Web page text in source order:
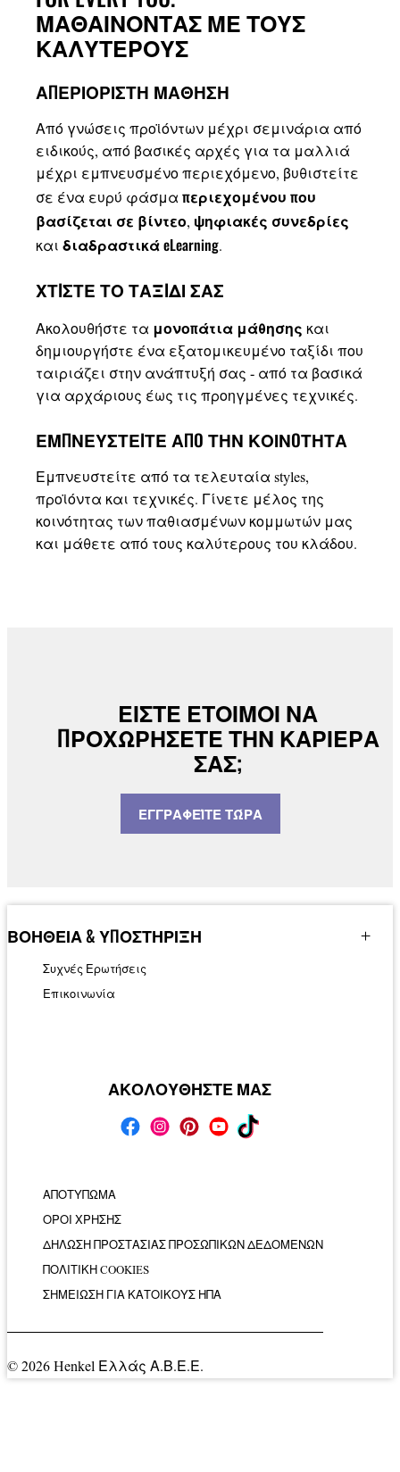
ΜΑΘΑΙΝΟΝΤΑΣ ΜΕ ΤΟΥΣ
ΚΑΛΥΤΕΡΟΥΣ
ΑΠΕΡΙΟΡΙΣΤΗ ΜΑΘΗΣΗ
Από γνώσεις προϊόντων μέχρι σεμινάρια από
ειδικούς, από βασικές αρχές για τα μαλλιά
μέχρι εμπνευσμένο περιεχόμενο, βυθιστείτε
σε ένα ευρύ φάσμα περιεχομένου που
βασίζεται σε βίντεο, ψηφιακές συνεδρίες
και διαδραστικά eLearning.
ΧΤIΣΤΕ ΤΟ ΤΑΞIΔΙ ΣΑΣ
Ακολουθήστε τα μονοπάτια μάθησης και
δημιουργήστε ένα εξατομικευμένο ταξίδι που
ταιριάζει στην ανάπτυξή σας - από τα βασικά
για αρχάριους έως τις προηγμένες τεχνικές.
ΕΜΠΝΕΥΣΤΕIΤΕ ΑΠO ΤΗΝ ΚΟΙΝOΤΗΤΑ
Εμπνευστείτε από τα τελευταία styles,
προϊόντα και τεχνικές. Γίνετε μέλος της
κοινότητας των παθιασμένων κομμωτών μας
και μάθετε από τους καλύτερους του κλάδου.
ΕΙΣΤΕ ΕΤΟΙΜΟΙ ΝΑ
ΠΡΟΧΩΡΗΣΕΤΕ ΤΗΝ ΚΑΡΙΕΡΑ
ΣΑΣ;
ΕΓΓΡΑΦΕΊΤΕ ΤΏΡΑ
ΒΟΗΘΕΙΑ & ΥΠΟΣΤΗΡΙΞΗ
Συχνές Ερωτήσεις
Επικοινωνία
ΑΚΟΛΟΥΘΗΣΤΕ ΜΑΣ
ΑΠΟΤΥΠΩΜΑ
ΟΡΟΙ ΧΡΗΣΗΣ
ΔΗΛΩΣΗ ΠΡΟΣΤΑΣΙΑΣ ΠΡΟΣΩΠΙΚΩΝ ΔΕΔΟΜΕΝΩΝ
ΠΟΛΙΤΙΚΗ COOKIES
ΣΗΜΕΙΩΣΗ ΓΙΑ ΚΑΤΟΙΚΟΥΣ ΗΠΑ
© 2026 Henkel Ελλάς Α.Β.Ε.Ε.